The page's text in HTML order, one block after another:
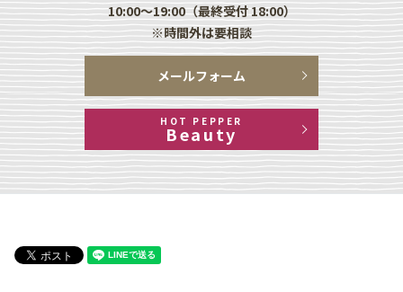
10:00～19:00（最終受付 18:00）
※時間外は要相談
メールフォーム
HOT PEPPER
Beauty